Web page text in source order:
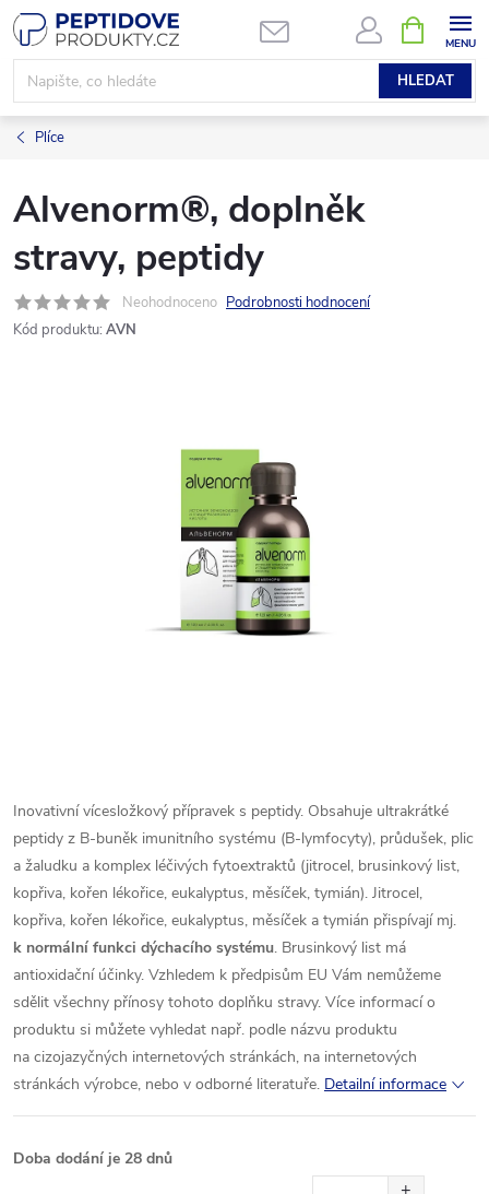
Přejít
na
obsah
HLEDAT
NÁKUPNÍ
KOŠÍK
Plíce
Alvenorm®, doplněk
stravy, peptidy
Neohodnoceno Podrobnosti hodnocení
Kód produktu: AVN
Inovativní vícesložkový přípravek s peptidy. Obsahuje ultrakrátké
peptidy z B-buněk imunitního systému (B-lymfocyty), průdušek, plic
a žaludku a komplex léčivých fytoextraktů (jitrocel, brusinkový list,
kopřiva, kořen lékořice, eukalyptus, měsíček, tymián). Jitrocel,
kopřiva, kořen lékořice, eukalyptus, měsíček a tymián přispívají mj.
k normální funkci dýchacího systému. Brusinkový list má
antioxidační účinky. Vzhledem k předpisům EU Vám nemůžeme
sdělit všechny přínosy tohoto doplňku stravy. Více informací o
produktu si můžete vyhledat např. podle názvu produktu
na cizojazyčných internetových stránkách, na internetových
stránkách výrobce, nebo v odborné literatuře. Detailní informace
Doba dodání je 28 dnů